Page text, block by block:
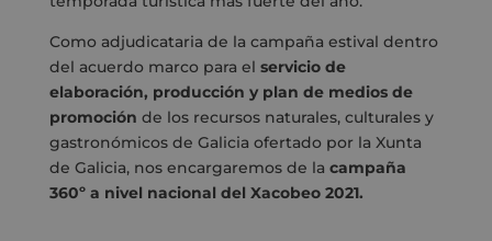
Como adjudicataria de la campaña estival dentro
del acuerdo marco para el servicio de
elaboración, producción y plan de medios de
promoción de los recursos naturales, culturales y
gastronómicos de Galicia ofertado por la Xunta
de Galicia, nos encargaremos de la campaña
360º a nivel nacional del Xacobeo 2021.